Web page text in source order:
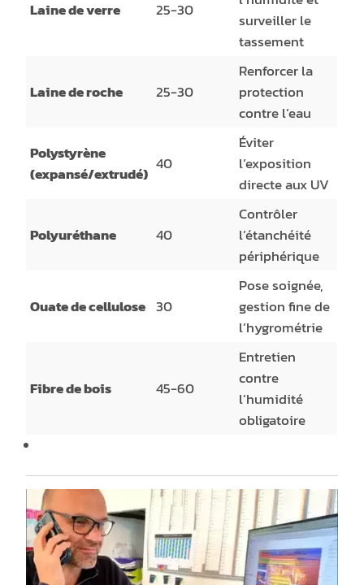
Laine de verre 25-30
surveiller le
tassement
Laine de roche 25-30
Renforcer la
protection
contre l’eau
Polystyrène
(expansé/extrudé) 40
Éviter
l’exposition
directe aux UV
Polyuréthane 40
Contrôler
l’étanchéité
périphérique
Ouate de cellulose 30
Pose soignée,
gestion fine de
l’hygrométrie
Fibre de bois 45-60
Entretien
contre
l’humidité
obligatoire